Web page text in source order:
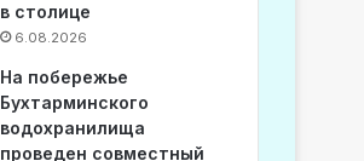
в столице
6.08.2026
На побережье
Бухтарминского
водохранилища
проведен совместный